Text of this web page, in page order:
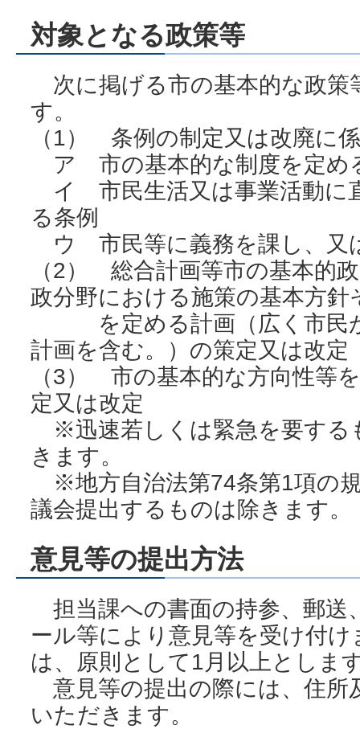
対象となる政策等
次に掲げる市の基本的な政策
す。
（1） 条例の制定又は改廃に
ア 市の基本的な制度を定め
イ 市民生活又は事業活動に
る条例
ウ 市民等に義務を課し、又
（2） 総合計画等市の基本的
政分野における施策の基本方針
を定める計画（広く市民が
計画を含む。）の策定又は改定
（3） 市の基本的な方向性等
定又は改定
※迅速若しくは緊急を要する
きます。
※地方自治法第74条第1項の
議会提出するものは除きます。
意見等の提出方法
担当課への書面の持参、郵送
ール等により意見等を受け付
は、原則として1月以上としま
意見等の提出の際には、住所
いただきます。